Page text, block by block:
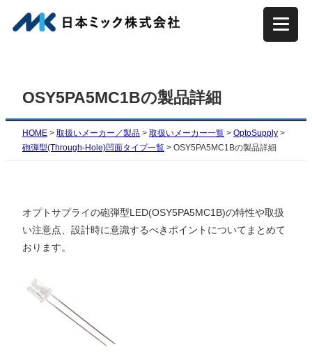
容
プ
OSY5PA5MC1Bの製品詳細
HOME > 取扱いメーカー／製品 > 取扱いメーカー一覧 > OptoSupply >
砲弾型(Through-Hole)凹面タイプ一覧 > OSY5PA5MC1Bの製品詳細
オプトサプライの砲弾型LED(OSY5PA5MC1B)の特性や取扱
い注意点、設計時に意識するべきポイントについてまとめて
おります。